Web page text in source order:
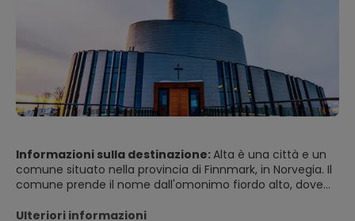
Informazioni sulla destinazione:Alta è una città e un
comune situato nella provincia di Finnmark, in Norvegia. Il
comune prende il nome dall'omonimo fiordo alto, dove
uno dei canyon più grandi d'Europa sul suo corso
Ulteriori informazioni